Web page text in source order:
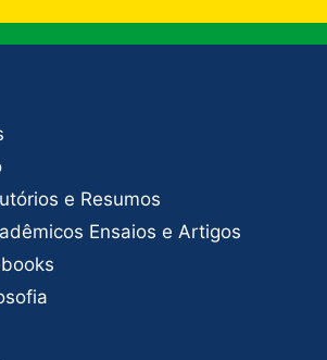
e Resumos
Ensaios e Artigos